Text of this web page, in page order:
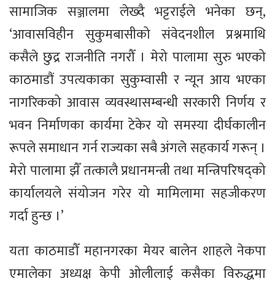
सामाजिक सञ्जालमा लेख्दै भट्टराईले भनेका छन्,
‘आवासविहीन सुकुमबासीको संवेदनशील प्रश्नमाथि
कसैले छुद्र राजनीति नगरौँ । मेरो पालामा सुरु भएको
काठमाडौं उपत्यकाका सुकुम्वासी र न्यून आय भएका
नागरिकको आवास व्यवस्थासम्बन्धी सरकारी निर्णय र
भवन निर्माणका कार्यमा टेकेर यो समस्या दीर्घकालीन
रूपले समाधान गर्न राज्यका सबै अंगले सहकार्य गरून् ।
मेरो पालामा झैँ तत्कालै प्रधानमन्त्री तथा मन्त्रिपरिषद्को
कार्यालयले संयोजन गरेर यो मामिलामा सहजीकरण
गर्दा हुन्छ ।’
यता काठमाडौँ महानगरका मेयर बालेन शाहले नेकपा
एमालेका अध्यक्ष केपी ओलीलाई कसैका विरुद्धमा